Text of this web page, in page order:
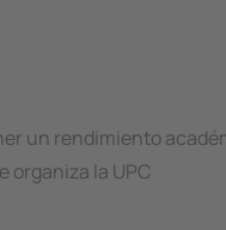
un rendimiento
organiza la UPC